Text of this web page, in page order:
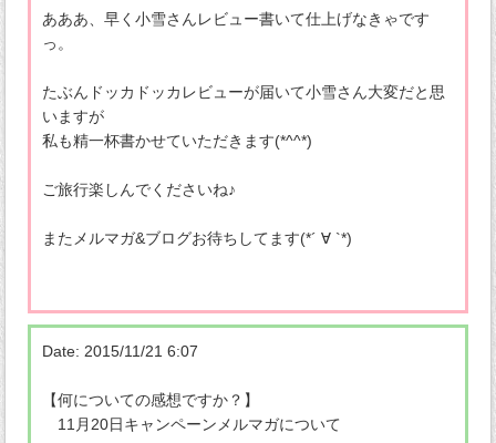
あああ、早く小雪さんレビュー書いて仕上げなきゃです
っ。
たぶんドッカドッカレビューが届いて小雪さん大変だと思
いますが
私も精一杯書かせていただきます(*^^*)
ご旅行楽しんでくださいね♪
またメルマガ&ブログお待ちしてます(*´ ∀ `*)
Date: 2015/11/21 6:07
【何についての感想ですか？】
11月20日キャンペーンメルマガについて